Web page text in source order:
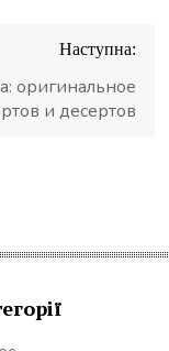
Наступна:
оригинальное
и десертов